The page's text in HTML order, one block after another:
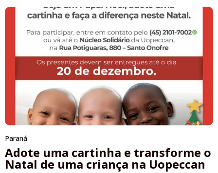
Paraná
Adote uma cartinha e transforme o
Natal de uma criança na Uopeccan